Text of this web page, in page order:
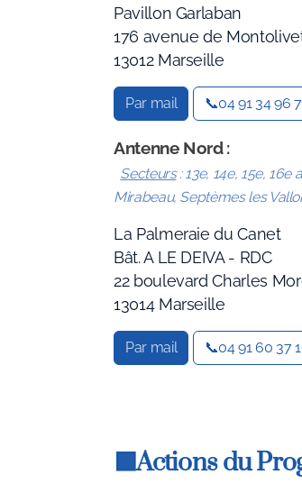
Pavillon Garlaban
176 avenue de
13012 Marseille
Par mail 📞04 91 34 96
Antenne Nord
Secteurs: 13e, 14e, 15e,
Mirabeau, Septèmes les
La Palmeraie du Canet
Bât. A LE DEIVA - RDC
22 boulevard Charles
13014 Marseille
Par mail 📞04 91 60 37
🟩Actions du